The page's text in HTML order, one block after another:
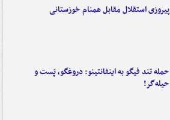
پیروزی استقلال مقابل همنام خوزستانی
حمله تند فیگو به اینفانتینو: دروغگو، پَست‌ و
حیله‌گر!